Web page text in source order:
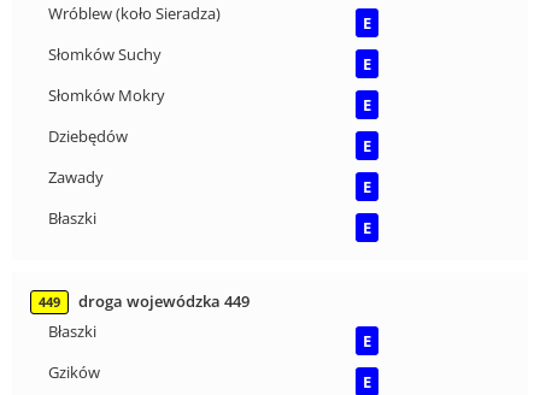
Wróblew (koło Sieradza)
E
Słomków Suchy
E
Słomków Mokry
E
Dziebędów
E
Zawady
E
Błaszki
E
449
droga wojewódzka 449
Błaszki
E
Gzików
E